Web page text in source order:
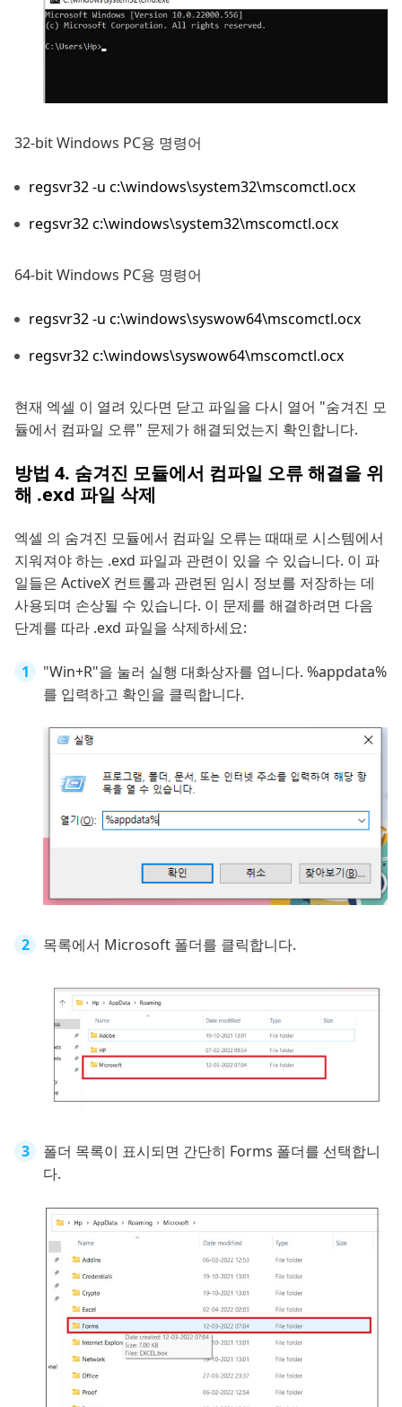
32-bit Windows PC용 명령어
regsvr32 -u c:\windows\system32\mscomctl.ocx
regsvr32 c:\windows\system32\mscomctl.ocx
64-bit Windows PC용 명령어
regsvr32 -u c:\windows\syswow64\mscomctl.ocx
regsvr32 c:\windows\syswow64\mscomctl.ocx
현재 엑셀 이 열려 있다면 닫고 파일을 다시 열어 "숨겨진 모
듈에서 컴파일 오류" 문제가 해결되었는지 확인합니다.
방법 4. 숨겨진 모듈에서 컴파일 오류 해결을 위
해 .exd 파일 삭제
엑셀 의 숨겨진 모듈에서 컴파일 오류는 때때로 시스템에서
지워져야 하는 .exd 파일과 관련이 있을 수 있습니다. 이 파
일들은 ActiveX 컨트롤과 관련된 임시 정보를 저장하는 데
사용되며 손상될 수 있습니다. 이 문제를 해결하려면 다음
단계를 따라 .exd 파일을 삭제하세요:
"Win+R"을 눌러 실행 대화상자를 엽니다. %appdata%
를 입력하고 확인을 클릭합니다.
목록에서 Microsoft 폴더를 클릭합니다.
폴더 목록이 표시되면 간단히 Forms 폴더를 선택합니
다.